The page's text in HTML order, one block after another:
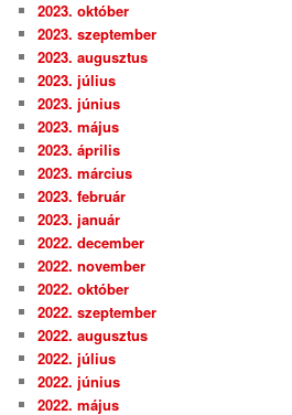
2023. október
2023. szeptember
2023. augusztus
2023. július
2023. június
2023. május
2023. április
2023. március
2023. február
2023. január
2022. december
2022. november
2022. október
2022. szeptember
2022. augusztus
2022. július
2022. június
2022. május